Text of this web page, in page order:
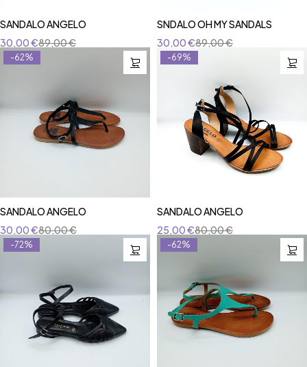
SANDALO ANGELO
89,00€
30,00€
SNDALO OH MY SANDALS
89,00€
30,00€
-62%
SANDALO ANGELO
80,00€
30,00€
-69%
SANDALO ANGELO
80,00€
25,00€
-72% -62%